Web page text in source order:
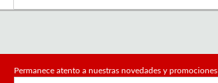
Permanece atento a nuestras novedades y promociones